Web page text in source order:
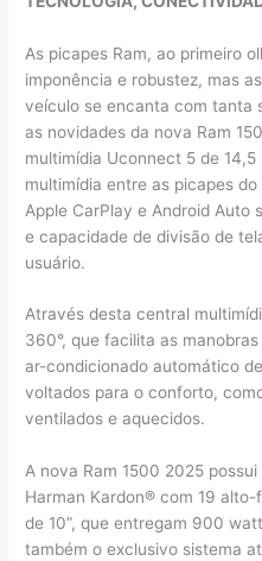
As picapes Ram, ao primeiro
imponência e robustez, mas
veículo se encanta com tanta
as novidades da nova Ram
multimídia Uconnect 5 de
multimídia entre as picapes
Apple CarPlay e Android Auto
e capacidade de divisão de
usuário.
Através desta central
360°, que facilita as
ar-condicionado automático
voltados para o conforto,
ventilados e aquecidos.
A nova Ram 1500 2025
Harman Kardon® com 19
de 10”, que entregam 900
também o exclusivo sistema